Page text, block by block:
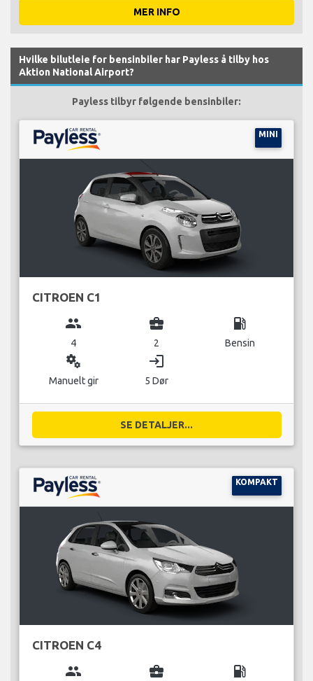
MER INFO
Hvilke bilutleie for bensinbiler har Payless å tilby hos
Aktion National Airport?
Payless tilbyr følgende bensinbiler:
MINI
CITROEN C1
group
4
business_center
2
local_gas_station
Bensin
miscellaneous_services
Manuelt gir
login
5 Dør
SE DETALJER...
KOMPAKT
CITROEN C4
group business_center local_gas_station